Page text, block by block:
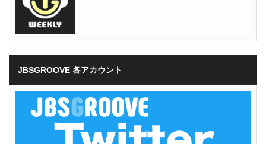
JBSGROOVE 各アカウント